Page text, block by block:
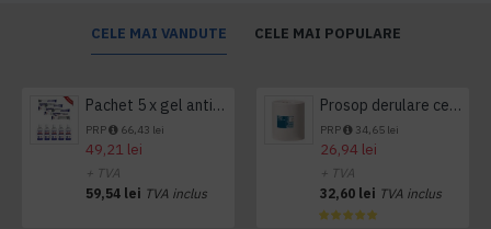
CELE MAI VANDUTE CELE MAI POPULARE
Pachet 5 x gel antibacterian 50ml si 3 x Servetele antibacteriene 48 buc Hygienium
PRP 66,43 lei
49,21 lei
+ TVA
59,54 lei TVA inclus
Prosop derulare centrala 1 pliu, 300 m Tork
PRP 34,65 lei
26,94 lei
+ TVA
32,60 lei TVA inclus